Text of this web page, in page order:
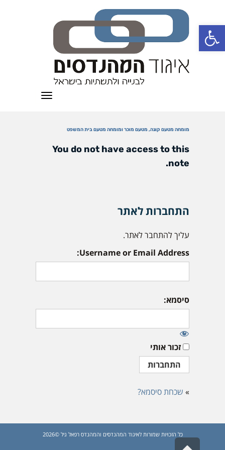
פתח סרגל נגישות
תפריט
מומחה מטעם קונה, מטעם מוכר ומומחה מטעם בית המשפט
You do not have access to this
note.
התחברות לאתר
עליך להתחבר לאתר.
Username or Email Address:
סיסמא:
זכור אותי
» שכחת סיסמא?
כל הזכויות שמורות לאיגוד המהנדסים והמהנדס רפאל גיל ©2026